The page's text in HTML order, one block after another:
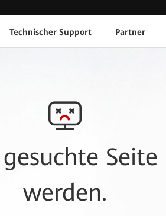
Technischer Support Partner
werden.